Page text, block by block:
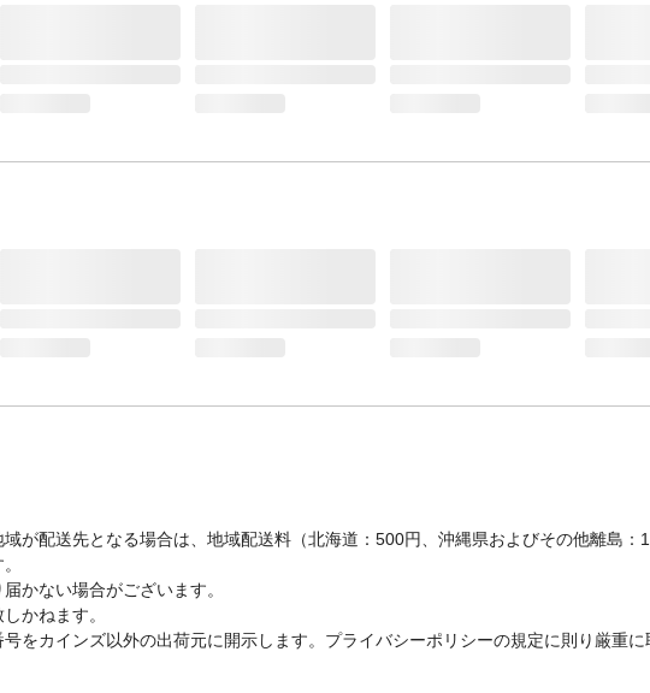
が配送先となる場合は、地域配送料（北海道：500円、沖縄県およびその他離島
かない場合がございます。
かねます。
をカインズ以外の出荷元に開示します。プライバシーポリシーの規定に則り厳重に